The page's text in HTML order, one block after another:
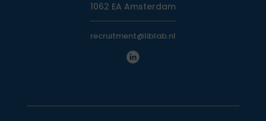
1062 EA Amsterdam
recruitment@liblab.nl